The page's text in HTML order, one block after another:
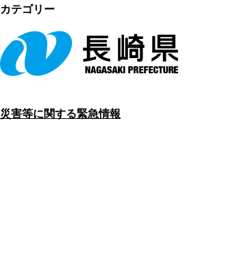
災害等に関する緊急情報
カテゴリー